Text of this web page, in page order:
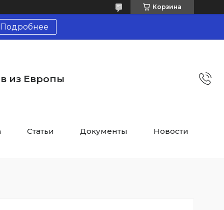
Корзина
Подробнее
из Европы
Статьи Документы Новости